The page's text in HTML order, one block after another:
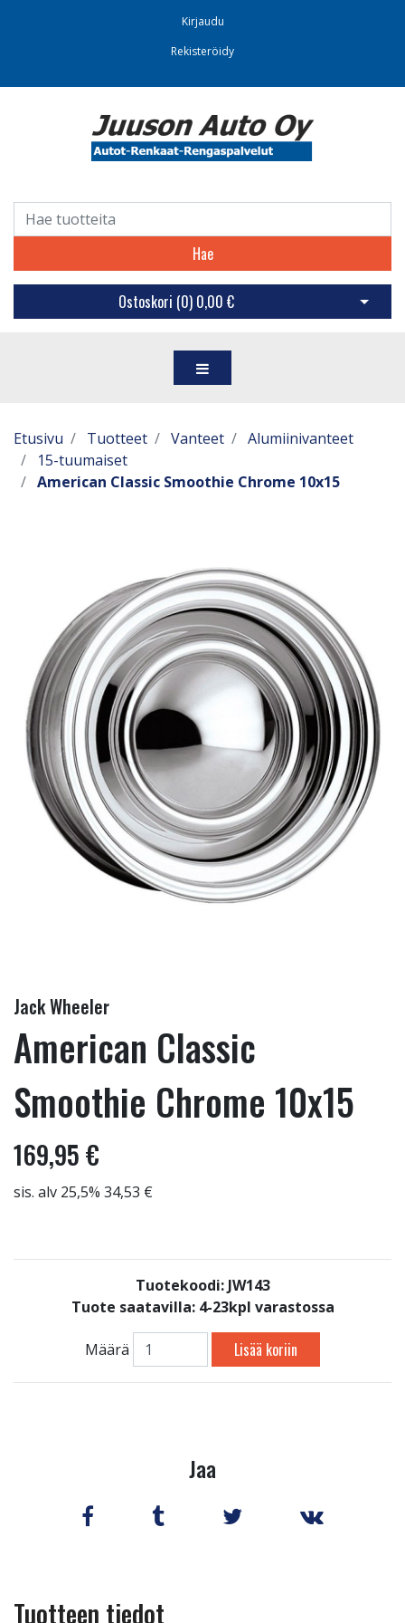
Kirjaudu
Rekisteröidy
Hae
Ostoskori (0) 0,00 € Avaa
Etusivu Tuotteet Vanteet
Alumiinivanteet
15-tuumaiset
American Classic Smoothie Chrome 10x15
Jack Wheeler
American Classic
Smoothie Chrome 10x15
169,95 €
sis. alv 25,5% 34,53 €
Tuotekoodi: JW143
Tuote saatavilla: 4-23kpl varastossa
Määrä Lisää koriin
Jaa
Tuotteen tiedot